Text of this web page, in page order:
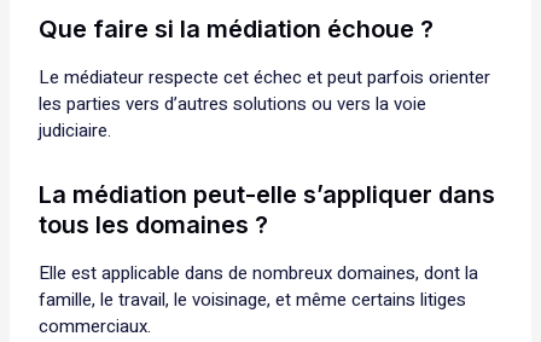
Que faire si la médiation échoue ?
Le médiateur respecte cet échec et peut parfois orienter
les parties vers d’autres solutions ou vers la voie
judiciaire.
La médiation peut-elle s’appliquer dans
tous les domaines ?
Elle est applicable dans de nombreux domaines, dont la
famille, le travail, le voisinage, et même certains litiges
commerciaux.